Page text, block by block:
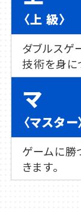
〈上 級〉
ダブルスゲ
技術を身に
マ
〈マスター
ゲームに
きます。